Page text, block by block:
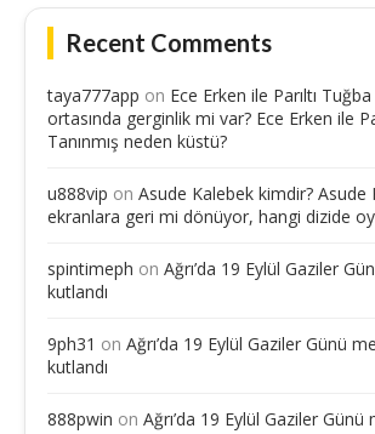
Recent Comments
taya777app on Ece Erken ile Parıltı Tuğba
ortasında gerginlik mi var? Ece Erken ile
Tanınmış neden küstü?
u888vip on Asude Kalebek kimdir? Asude
ekranlara geri mi dönüyor, hangi dizide
spintimeph on Ağrı’da 19 Eylül Gaziler
kutlandı
9ph31 on Ağrı’da 19 Eylül Gaziler Günü
kutlandı
888pwin on Ağrı’da 19 Eylül Gaziler